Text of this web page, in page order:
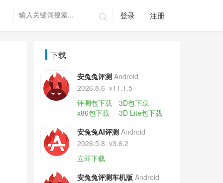
 登录 注册
下载
安兔兔评测 Android
2026.8.6 v11.1.5
评测包下载
3D包下载
x86包下载
3D Lite包下载
安兔兔AI评测 Android
2026.5.8 v3.6.2
立即下载
安兔兔评测车机版 Android